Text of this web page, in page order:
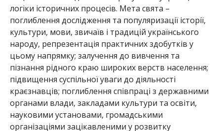
логіки історичних процесів. Мета свята –
поглиблення дослідження та популяризації історії,
культури, мови, звичаїв і традицій українського
народу, репрезентація практичних здобутків у
цьому напрямку; залучення до вивчення та
пізнання рідного краю широких верств населення;
підвищення суспільної уваги до діяльності
краєзнавців; поглиблення співпраці з державними
органами влади, закладами культури та освіти,
науковими установами, громадськими
організаціями зацікавленими у розвитку